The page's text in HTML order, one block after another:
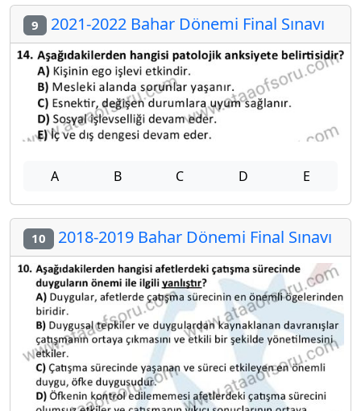
9 2021-2022 Bahar Dönemi Final Sınavı
A B C D E
10 2018-2019 Bahar Dönemi Final Sınavı